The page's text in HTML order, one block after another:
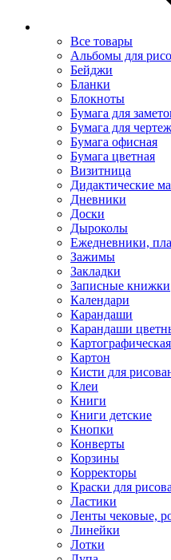
Все товары
Альбомы для
Бейджи
Бланки
Блокноты
Бумага для
Бумага для
Бумага офисная
Бумага цветная
Визитница
Дидактические
Дневники
Доски
Дыроколы
Ежедневники,
Зажимы
Закладки
Записные книжки
Календари
Карандаши
Карандаши
Картон
Кисти для
Клеи
Книги
Книги детские
Кнопки
Конверты
Корзины
Корректоры
Краски для
Ластики
Ленты чековые,
Линейки
Лотки